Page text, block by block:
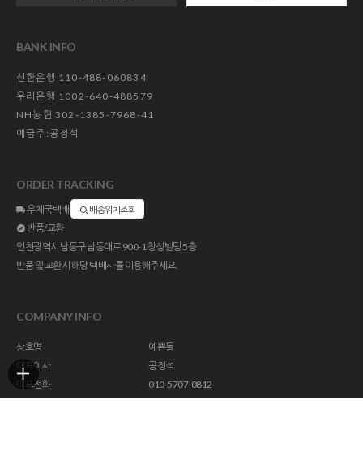
BANK INFO
신한은행 110-488-060834
우리은행 1002-640-488579
NH농협 302-1385-7968-41
예금주:공정석
ORDER TRACKING
우체국택배 배송위치조회
반품/교환
인천광역시 남동구 남동대로 900-1 창성빌딩 5층
반품 및 교환시 해당 택배사를 이용해주세요.
COMPANY INFO
상호명
예쁜돌
대표이사
공정석
대표전화
010-5707-0812